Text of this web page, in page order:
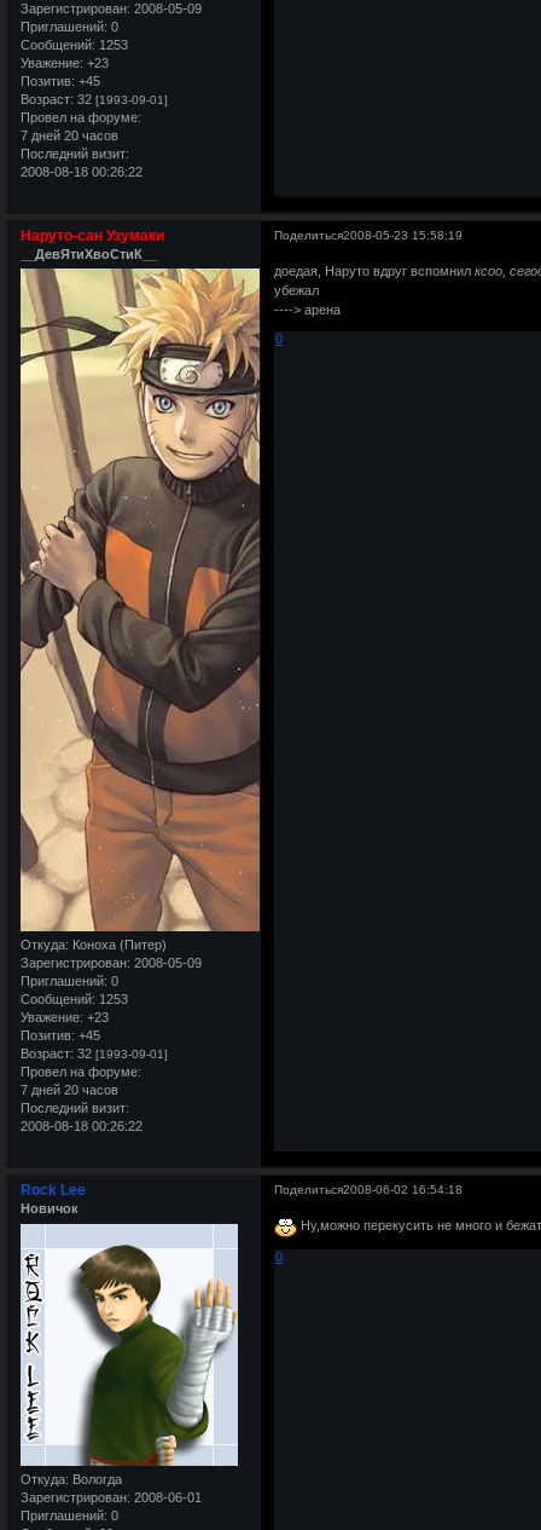
Зарегистрирован: 2008-05-09
Приглашений: 0
Сообщений: 1253
Уважение: +23
Позитив: +45
Возраст: 32 [1993-09-01]
Провел на форуме:
7 дней 20 часов
Последний визит:
2008-08-18 00:26:22
Поделиться2008-05-23 15:58:19
Наруто-сан Узумаки
__ДевЯтиХвоСтиК__
Откуда: Коноха (Питер)
Зарегистрирован: 2008-05-09
Приглашений: 0
Сообщений: 1253
Уважение: +23
Позитив: +45
Возраст: 32 [1993-09-01]
Провел на форуме:
7 дней 20 часов
Последний визит:
2008-08-18 00:26:22
доедая, Наруто вдруг вспомнилксоо,
убежал
----> арена
0
Поделиться2008-06-02 16:54:18
Rock Lee
Новичок
Откуда: Вологда
Зарегистрирован: 2008-06-01
Приглашений: 0
Ну,можно перекусить не много и
0